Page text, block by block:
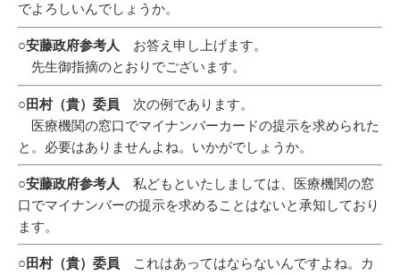
でよろしいんでしょうか。
○安藤政府参考人
お答え申し上げます。
先生御指摘のとおりでございます。
○田村（貴）委員 次の例であります。
医療機関の窓口でマイナンバーカードの提示を求められた
と。必要はありませんよね。いかがでしょうか。
○安藤政府参考人
私どもといたしましては、医療機関の窓
口でマイナンバーの提示を求めることはないと承知しており
ます。
○田村（貴）委員 これはあってはならないんですよね。カ